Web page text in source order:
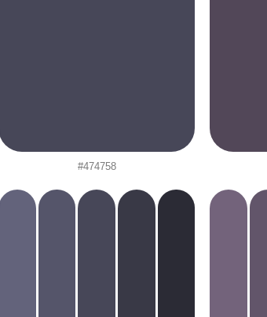
#474758